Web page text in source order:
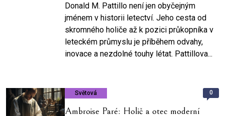
Donald M. Pattillo není jen obyčejným
jménem v historii letectví. Jeho cesta od
skromného holiče až k pozici průkopníka v
leteckém průmyslu je příběhem odvahy,
inovace a nezdolné touhy létat. Pattillova...
Světová 0
Ambroise Paré: Holič a otec moderní